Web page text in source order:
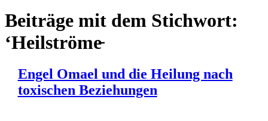
Beiträge mit dem Stichwort:
‘Heilströme̵
Engel Omael und die Heilung nach
toxischen Beziehungen